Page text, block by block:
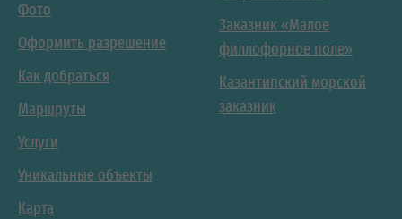
Фото
Оформить разрешение
Как добраться
Маршруты
Услуги
Уникальные объекты
Карта
Заказник «Малое
филлофорное поле»
Казантипский морской
заказник